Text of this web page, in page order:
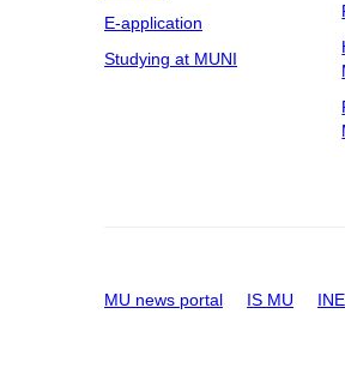
E-application
Studying at MUNI
MU news portal IS MU